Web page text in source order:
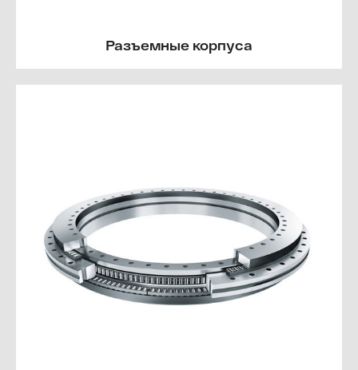
Разъемные корпуса